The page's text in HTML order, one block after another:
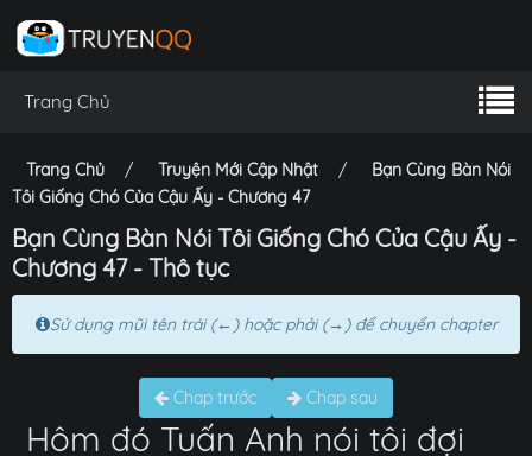
Trang Chủ
Trang Chủ Truyện Mới Cập Nhật
Bạn Cùng Bàn Nói
Tôi Giống Chó Của Cậu Ấy - Chương 47
Bạn Cùng Bàn Nói Tôi Giống Chó Của Cậu Ấy -
Chương 47 - Thô tục
Sử dụng mũi tên trái (←) hoặc phải (→) để chuyển chapter
Chap trước Chap sau
Hôm đó Tuấn Anh nói tôi đợi